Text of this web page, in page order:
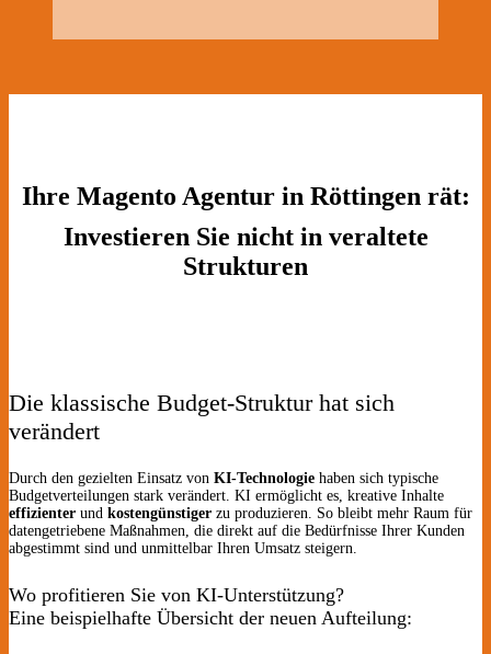
Ihre Magento Agentur in Röttingen rät:
Investieren Sie nicht in veraltete
Strukturen
Die klassische Budget-Struktur hat sich
verändert
Durch den gezielten Einsatz von KI-Technologie haben sich typische
Budgetverteilungen stark verändert. KI ermöglicht es, kreative Inhalte
effizienter und kostengünstiger zu produzieren. So bleibt mehr Raum für
datengetriebene Maßnahmen, die direkt auf die Bedürfnisse Ihrer Kunden
abgestimmt sind und unmittelbar Ihren Umsatz steigern.
Wo profitieren Sie von KI-Unterstützung?
Eine beispielhafte Übersicht der neuen Aufteilung: